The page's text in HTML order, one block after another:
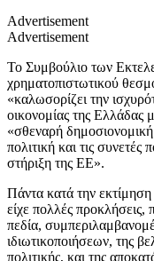
Advertisement
Advertisement
Το Συμβούλιο των
χρηματοπιστωτικού
«καλωσορίζει την
οικονομίας της Ελλάδας
«σθεναρή
πολιτική και τις
στήριξη της ΕΕ».
Πάντα κατά την
είχε πολλές
πεδία,
ιδιωτικοποιήσεων, της
πολιτικής, και της